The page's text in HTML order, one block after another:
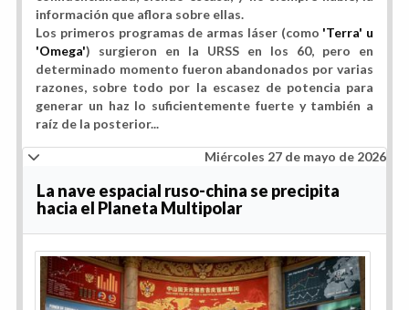
información que aflora sobre ellas.
Los primeros programas de armas láser (como 'Terra' u
'Omega') surgieron en la URSS en los 60, pero en
determinado momento fueron abandonados por varias
razones, sobre todo por la escasez de potencia para
generar un haz lo suficientemente fuerte y también a
raíz de la posterior...
Miércoles 27 de mayo de 2026
La nave espacial ruso-china se precipita
hacia el Planeta Multipolar